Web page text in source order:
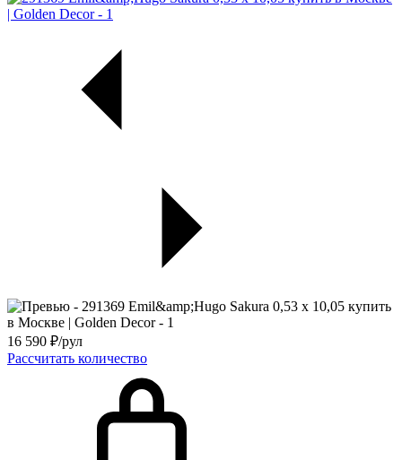
16 590 ₽/рул
Рассчитать количество